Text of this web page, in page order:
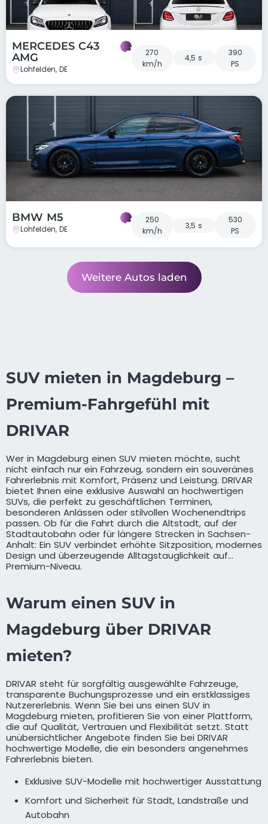
MERCEDES C43
AMG
Lohfelden, DE
270
km/h
4,5 s
390
PS
BMW M5
Lohfelden, DE
250
km/h
3,5 s
530
PS
Weitere Autos laden
SUV mieten in Magdeburg –
Premium-Fahrgefühl mit
DRIVAR
Wer in Magdeburg einen SUV mieten möchte, sucht
nicht einfach nur ein Fahrzeug, sondern ein souveränes
Fahrerlebnis mit Komfort, Präsenz und Leistung. DRIVAR
bietet Ihnen eine exklusive Auswahl an hochwertigen
SUVs, die perfekt zu geschäftlichen Terminen,
besonderen Anlässen oder stilvollen Wochenendtrips
passen. Ob für die Fahrt durch die Altstadt, auf der
Stadtautobahn oder für längere Strecken in Sachsen-
Anhalt: Ein SUV verbindet erhöhte Sitzposition, modernes
Design und überzeugende Alltagstauglichkeit auf
Premium-Niveau.
Warum einen SUV in
Magdeburg über DRIVAR
mieten?
DRIVAR steht für sorgfältig ausgewählte Fahrzeuge,
transparente Buchungsprozesse und ein erstklassiges
Nutzererlebnis. Wenn Sie bei uns einen SUV in
Magdeburg mieten, profitieren Sie von einer Plattform,
die auf Qualität, Vertrauen und Flexibilität setzt. Statt
unübersichtlicher Angebote finden Sie bei DRIVAR
hochwertige Modelle, die ein besonders angenehmes
Fahrerlebnis bieten.
Exklusive SUV-Modelle mit hochwertiger Ausstattung
Komfort und Sicherheit für Stadt, Landstraße und
Autobahn